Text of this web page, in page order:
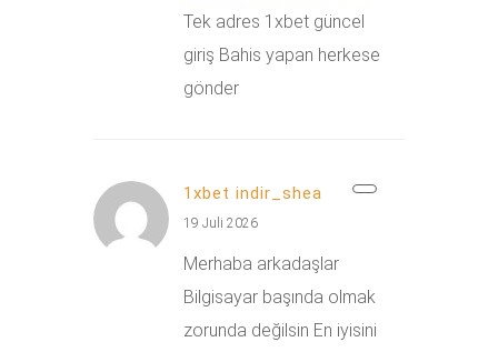
Tek adres 1xbet güncel
giriş Bahis yapan herkese
gönder
1xbet indir_shea
19 Juli 2026
Merhaba arkadaşlar
Bilgisayar başında olmak
zorunda değilsin En iyisini